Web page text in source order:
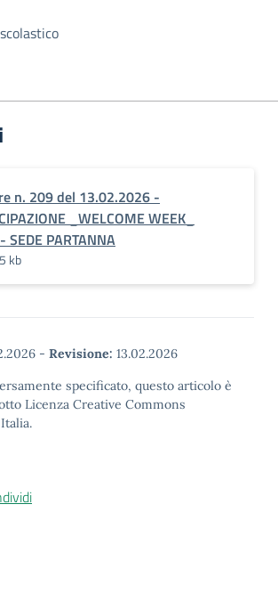
n. 209 del 13.02.2026 -
_WELCOME WEEK_
SEDE PARTANNA
kb
- Revisione: 13.02.2026
specificato, questo articolo è
Licenza Creative Commons